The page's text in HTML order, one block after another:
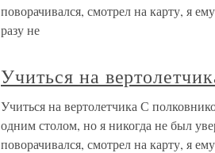
поворачивался, смотрел на карту, я
разу не
Учиться на
Учиться на вертолетчика С
одним столом, но я никогда не был
поворачивался, смотрел на карту, я